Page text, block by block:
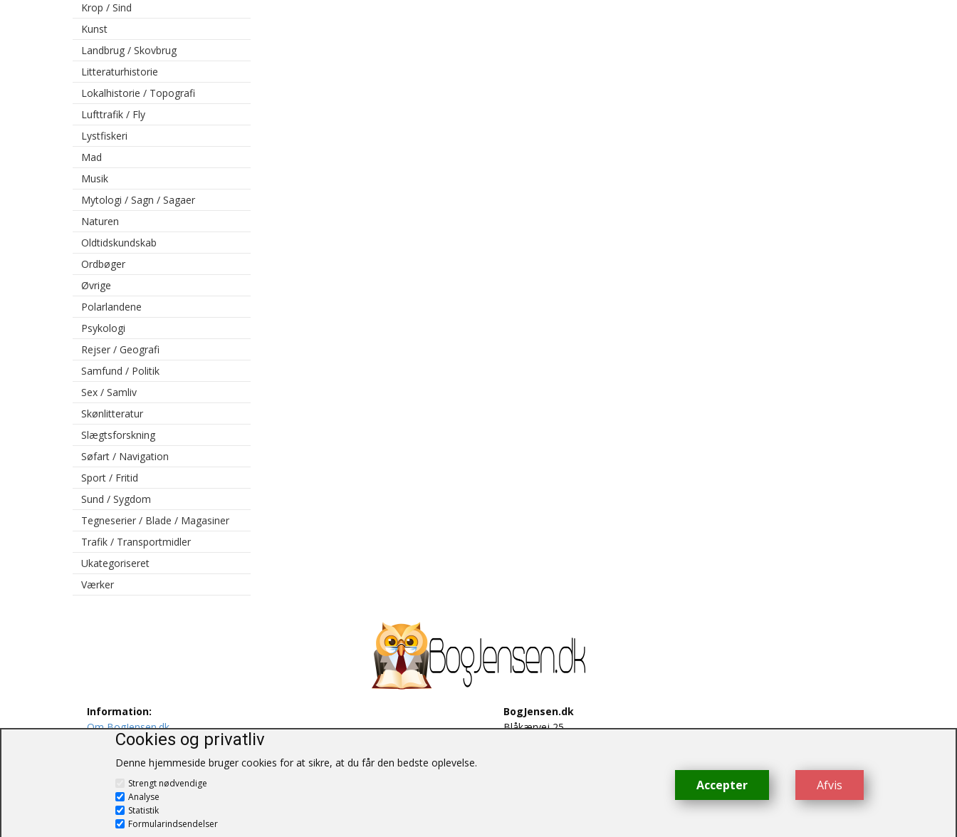
Krop / Sind
Kunst
Landbrug / Skovbrug
Litteraturhistorie
Lokalhistorie / Topografi
Lufttrafik / Fly
Lystfiskeri
Mad
Musik
Mytologi / Sagn / Sagaer
Naturen
Oldtidskundskab
Ordbøger
Øvrige
Polarlandene
Psykologi
Rejser / Geografi
Samfund / Politik
Sex / Samliv
Skønlitteratur
Slægtsforskning
Søfart / Navigation
Sport / Fritid
Sund / Sygdom
Tegneserier / Blade / Magasiner
Trafik / Transportmidler
Ukategoriseret
Værker
Information:
Om BogJensen.dk
Levering
Persondatapolitik
Salgs og leveringsbetingelser
Kontakt os
BogJensen.dk
Blåkærvej 25
Cookies og privatliv
Denne hjemmeside bruger cookies for at sikre, at du får den bedste oplevelse.
Strengt nødvendige
Analyse
Statistik
Formularindsendelser
Afvis
Accepter